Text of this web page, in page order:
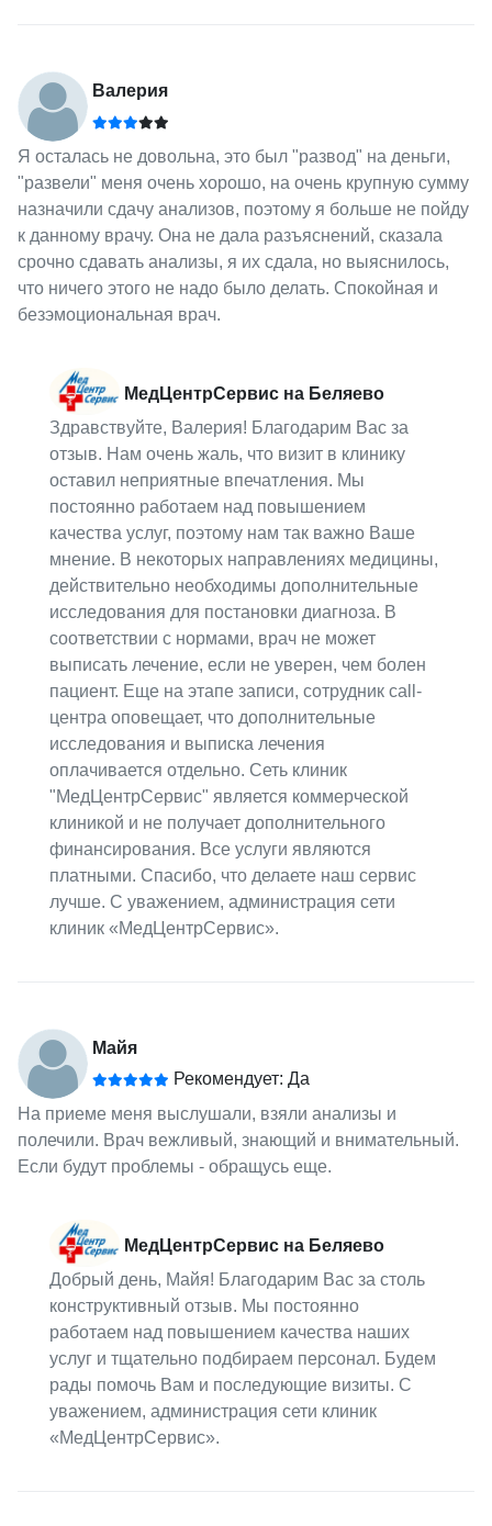
Валерия
Я осталась не довольна, это был "развод" на деньги,
"развели" меня очень хорошо, на очень крупную сумму
назначили сдачу анализов, поэтому я больше не пойду
к данному врачу. Она не дала разъяснений, сказала
срочно сдавать анализы, я их сдала, но выяснилось,
что ничего этого не надо было делать. Спокойная и
безэмоциональная врач.
МедЦентрСервис на Беляево
Здравствуйте, Валерия! Благодарим Вас за
отзыв. Нам очень жаль, что визит в клинику
оставил неприятные впечатления. Мы
постоянно работаем над повышением
качества услуг, поэтому нам так важно Ваше
мнение. В некоторых направлениях медицины,
действительно необходимы дополнительные
исследования для постановки диагноза. В
соответствии с нормами, врач не может
выписать лечение, если не уверен, чем болен
пациент. Еще на этапе записи, сотрудник call-
центра оповещает, что дополнительные
исследования и выписка лечения
оплачивается отдельно. Сеть клиник
"МедЦентрСервис" является коммерческой
клиникой и не получает дополнительного
финансирования. Все услуги являются
платными. Спасибо, что делаете наш сервис
лучше. С уважением, администрация сети
клиник «МедЦентрСервис».
Майя
Рекомендует: Да
На приеме меня выслушали, взяли анализы и
полечили. Врач вежливый, знающий и внимательный.
Если будут проблемы - обращусь еще.
МедЦентрСервис на Беляево
Добрый день, Майя! Благодарим Вас за столь
конструктивный отзыв. Мы постоянно
работаем над повышением качества наших
услуг и тщательно подбираем персонал. Будем
рады помочь Вам и последующие визиты. С
уважением, администрация сети клиник
«МедЦентрСервис».